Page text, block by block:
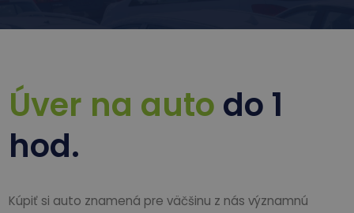
Úver na auto do 1
hod.
Kúpiť si auto znamená pre väčšinu z nás významnú